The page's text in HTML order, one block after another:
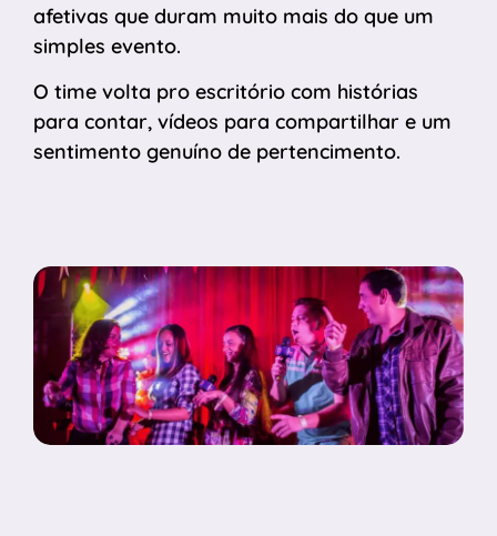
afetivas que duram muito mais do que um
simples evento.
O time volta pro escritório com histórias
para contar, vídeos para compartilhar e um
sentimento genuíno de pertencimento.